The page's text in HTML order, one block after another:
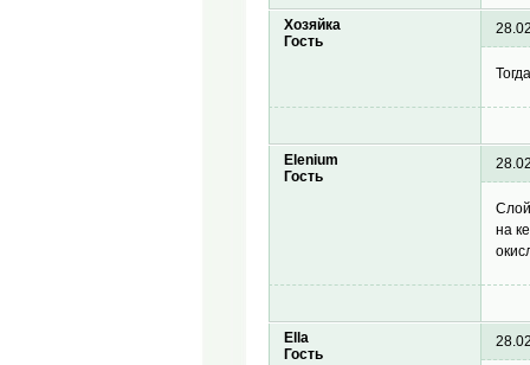
Хозяйка
Гость
Elenium
Гость
на
Ella
Гость